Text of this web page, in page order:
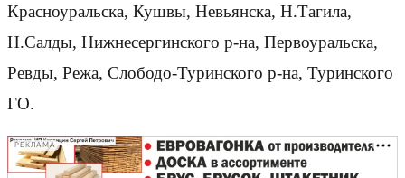
Красноуральска, Кушвы, Невьянска, Н.Тагила,
Н.Салды, Нижнесергинского р-на, Первоуральска,
Ревды, Режа, Слободо-Туринского р-на, Туринского
ГО.
РЕКЛАМА